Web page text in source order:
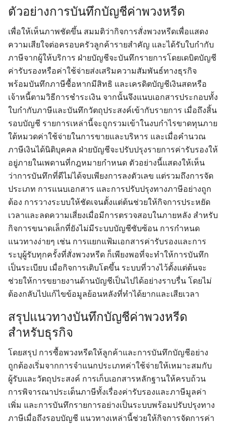
ตัวอย่างการบันทึกบัญชีค่าพวงหรีด
เพื่อให้เห็นภาพชัดขึ้น สมมติว่ากิจการสั่งพวงหรีดเพื่อแสดง
ความเสียใจต่อครอบครัวลูกค้ารายสำคัญ และได้รับใบกำกับ
ภาษีจากผู้ให้บริการ ฝ่ายบัญชีจะบันทึกรายการโดยเดบิตบัญชี
ค่ารับรองหรือค่าใช้จ่ายส่งเสริมความสัมพันธ์ทางธุรกิจ
พร้อมบันทึกภาษีซื้อหากมีสิทธิ และเครดิตบัญชีเงินสดหรือ
เจ้าหนี้ตามวิธีการชำระเงิน จากนั้นจึงแนบเอกสารประกอบทั้ง
ใบกำกับภาษีและบันทึกวัตถุประสงค์เข้ากับรายการ เมื่อถึงสิ้น
รอบบัญชี รายการเหล่านี้จะถูกรวมเข้าในงบกำไรขาดทุนภาย
ใต้หมวดค่าใช้จ่ายในการขายและบริหาร และเมื่อคำนวณ
ภาษีเงินได้นิติบุคคล ฝ่ายบัญชีจะปรับปรุงรายการค่ารับรองให้
อยู่ภายในเพดานที่กฎหมายกำหนด ตัวอย่างนี้แสดงให้เห็น
ว่าการบันทึกที่ดีไม่ได้จบเพียงการลงตัวเลข แต่รวมถึงการจัด
ประเภท การแนบเอกสาร และการปรับปรุงทางภาษีอย่างถูก
ต้อง การวางระบบให้ชัดเจนตั้งแต่ต้นช่วยให้กิจการประหยัด
เวลาและลดความเสี่ยงเมื่อมีการตรวจสอบในภายหลัง สำหรับ
กิจการขนาดเล็กที่ยังไม่มีระบบบัญชีซับซ้อน การกำหนด
แนวทางง่ายๆ เช่น การแยกแฟ้มเอกสารค่ารับรองและการ
ระบุผู้รับทุกครั้งที่สั่งพวงหรีด ก็เพียงพอที่จะทำให้การบันทึก
เป็นระเบียบ เมื่อกิจการเติบโตขึ้น ระบบที่วางไว้ตั้งแต่ต้นจะ
ช่วยให้การขยายงานด้านบัญชีเป็นไปได้อย่างราบรื่น โดยไม่
ต้องกลับไปแก้ไขข้อมูลย้อนหลังที่ทำได้ยากและเสียเวลา
สรุปแนวทางบันทึกบัญชีค่าพวงหรีด
สำหรับธุรกิจ
โดยสรุป การซื้อพวงหรีดให้ลูกค้าและการบันทึกบัญชีอย่าง
ถูกต้องเริ่มจากการจำแนกประเภทค่าใช้จ่ายให้เหมาะสมกับ
ผู้รับและวัตถุประสงค์ การเก็บเอกสารหลักฐานให้ครบถ้วน
การพิจารณาประเด็นภาษีทั้งเรื่องค่ารับรองและภาษีมูลค่า
เพิ่ม และการบันทึกรายการอย่างเป็นระบบพร้อมปรับปรุงทาง
ภาษีเมื่อถึงรอบบัญชี แนวทางเหล่านี้ช่วยให้กิจการจัดการค่า